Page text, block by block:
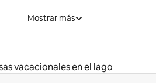
Mostrar más
vacacionales en el lago